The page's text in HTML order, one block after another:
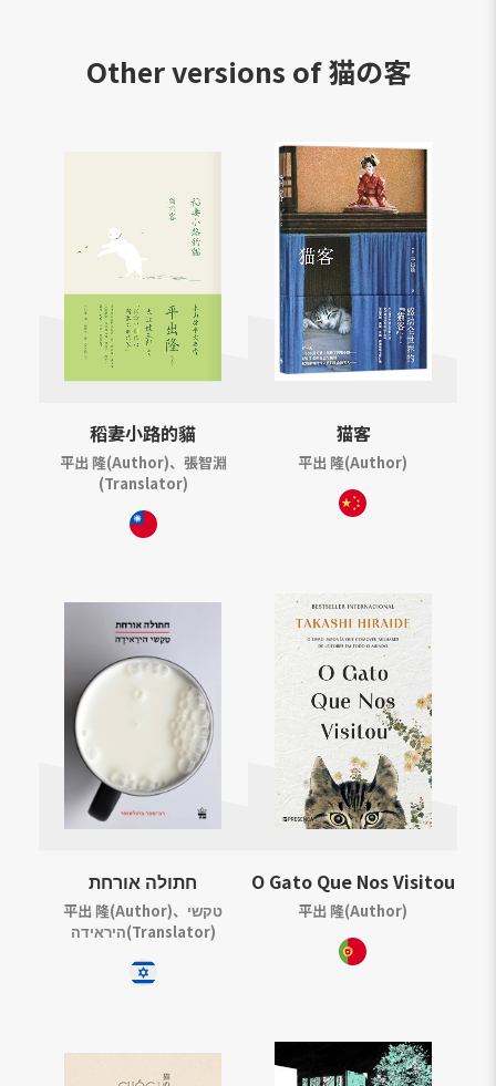
Other versions of猫の客
稻妻小路的貓
平出 隆(Author)、張智淵
(Translator)
猫客
平出 隆(Author)
חתולה אורחת
平出 隆(Author)、טקשי
היראידה(Translator)
O Gato Que Nos Visitou
平出 隆(Author)